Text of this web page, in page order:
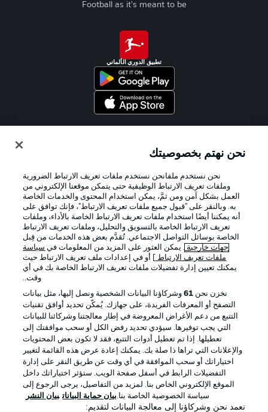
Football as it's meant to be
تطبيق الدوري الألماني
الإعلانات الإخطارات القانونية
شروط الاستخدام الوظائف
جهة النشر تواصل معنا
اللاعبون
نحن نهتم بخصوصيتك
نحن نستخدم ملفانحن نستخدم ملفات تعريف الارتباط الضرورية
وملفات تعريف الارتباط الوظيفية حتى يتمكن موقعنا الإلكتروني من
العمل بشكل آمن ومن ثمَّ، يمكن استخدام المحتوى والخدمات الخاصة
به. وبالنقر على "قبول جميع ملفات تعريف الارتباط"، فإنك توافق على
أنه يمكننا أيضًا استخدام ملفات تعريف الارتباط الخاصة بالأداء، وملفات
تعريف الارتباط الخاصة بالتسويق والتحليل، وملفات تعريف الارتباط
الخاصة بوسائل التواصل الاجتماعي. تُقدَّم بعض هذه الخدمات من قِبل
جهات خارجية . يمكن العثور على المزيد من المعلومات في سياسة
ملفات تعريف الارتباط
] أو في إعدادات ملف تعريف الارتباط حيث
يمكنك تعيين إدارة تفضيلات ملفات تعريف الارتباط الخاصة بك في أي
وقت..
نخزن نحن 61وشركاؤنا البيانات الشخصية ونصل إليها، مثل بيانات
التصفح أو المعرفات الفريدة، على جهازك. يُمكّن تحديد أوافق تقنيات
التتبع من دعم الأغراض المعروضة في إطار معالجتنا وشركائنا للبيانات
التي يجب توفيرها. سيؤدي تحديد رفض الكل أو سحب موافقتك إلى
تعطيلها. إذا تم تعطيل أدوات التتبع، فقد لا تكون بعض المحتويات
والإعلانات التي تراها ذا صلة بك. يمكنك إعادة عرض هذه القائمة لتغيير
اختياراتك أو سحب الموافقة في أي وقت عن طريق النقر على إدارة
التفضيلات الرابط في أسفل صفحة الويب. ستؤثر اختياراتك داخل
الموقع الإلكتروني الخاص بنا. لمزيد من التفاصيل، يرجى الرجوع إلى
سياسة الخصوصية الخاصة بنا.بيان حماية البيانات بيان النشر
نعمد نحن وشركاؤنا إلى معالجة البيانات لتقديم: